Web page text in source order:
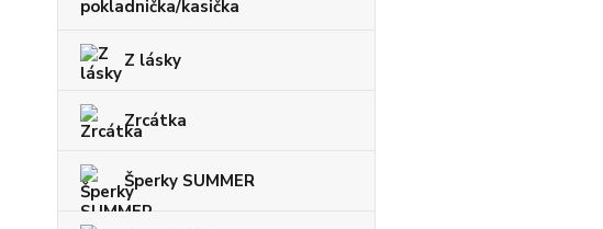
pokladnička/kasička
Z lásky
Zrcátka
Šperky SUMMER